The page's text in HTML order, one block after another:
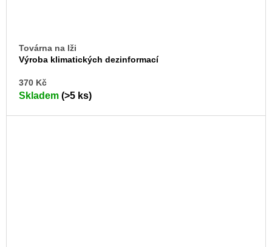
Továrna na lži
Výroba klimatických dezinformací
370 Kč
Skladem (>5 ks)